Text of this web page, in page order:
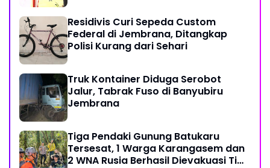
Residivis Curi Sepeda Custom
Federal di Jembrana, Ditangkap
Polisi Kurang dari Sehari
Truk Kontainer Diduga Serobot
Jalur, Tabrak Fuso di Banyubiru
Jembrana
Tiga Pendaki Gunung Batukaru
Tersesat, 1 Warga Karangasem dan
2 WNA Rusia Berhasil Dievakuasi Tim